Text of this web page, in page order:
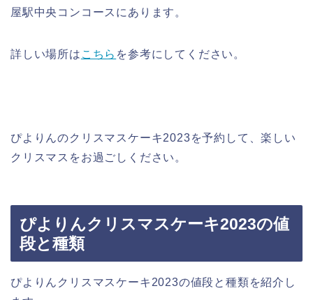
屋駅中央コンコースにあります。
詳しい場所は こちら を参考にしてください。
ぴよりんのクリスマスケーキ2023を予約して、楽しい
クリスマスをお過ごしください。
ぴよりんクリスマスケーキ2023の値
段と種類
ぴよりんクリスマスケーキ2023の値段と種類を紹介し